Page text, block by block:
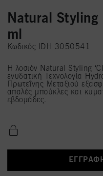
Natural
ml
Κωδικός IDH 3050541
Η λοσιόν Natural Styling
ενυδατική Τεχνολογία
Πρωτεΐνης Μεταξιού
απαλές μπούκλες και
εβδομάδες.